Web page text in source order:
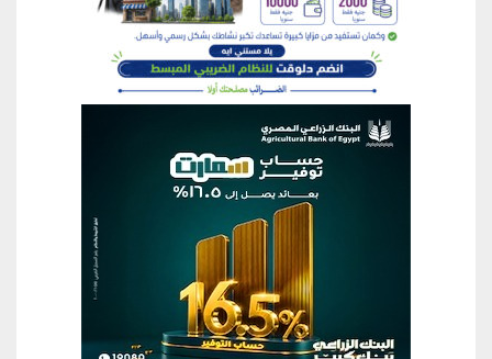
منطقة إعلانية